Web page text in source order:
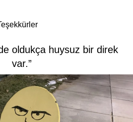
oldukça huysuz bir direk
var.”